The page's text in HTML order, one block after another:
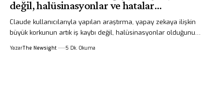
değil, halüsinasyonlar ve hatalar…
Claude kullanıcılarıyla yapılan araştırma, yapay zekaya ilişkin
büyük korkunun artık iş kaybı değil, halüsinasyonlar olduğunu…
YazarThe Newsight 5 Dk. Okuma